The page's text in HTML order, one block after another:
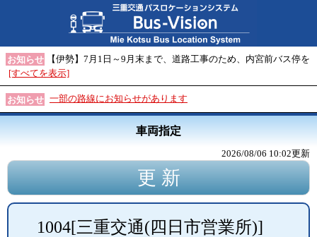
お知らせ
【伊勢】7月1日～9月末まで、道路工事のため、内宮前バス停を
[すべてを表示]
お知らせ 一部の路線にお知らせがあります
車両指定
2026/08/06 10:02更新
1004[三重交通(四日市営業所)]